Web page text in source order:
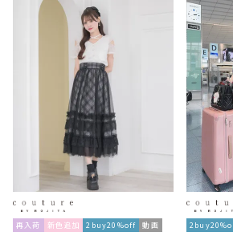
再入荷 新色追加 2buy20%off 動画